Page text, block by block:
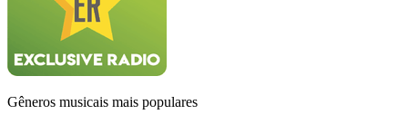
Gêneros musicais mais populares